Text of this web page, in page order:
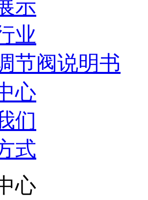
示
业
节阀说明书
心
们
式
心